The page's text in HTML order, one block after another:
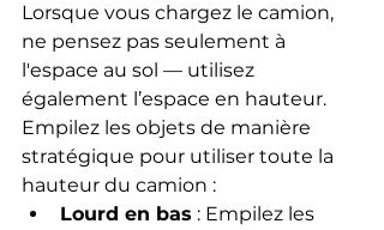
Lorsque vous chargez le camion,
ne pensez pas seulement à
l'espace au sol — utilisez
également l’espace en hauteur.
Empilez les objets de manière
stratégique pour utiliser toute la
hauteur du camion :
Lourd en bas : Empilez les